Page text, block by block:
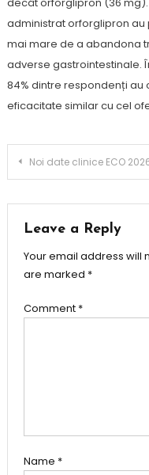
administrat orforglipron au
mai mare de a abandona
adverse gastrointestinale.
84% dintre respondenți au
eficacitate similar cu cel
Post
Noi date clinice ECO 2026: Doza superioară de Wegovy® generează o slăbire de aproape 28% și protejează masa
Leave a Reply
Your email address will
are marked *
Comment *
Name *